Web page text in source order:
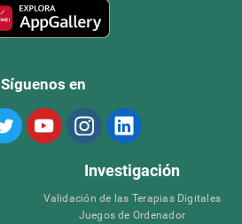
Síguenos en
Investigación
Validación de las Terapias Digitales
Juegos de Ordenador